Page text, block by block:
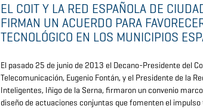
EL COIT Y LA RED ESPAÑOLA DE
FIRMAN UN ACUERDO PARA
TECNOLÓGICO EN LOS MUNICIPIOS
El pasado 25 de junio de 2013 el Decano-Presidente del
Telecomunicación, Eugenio Fontán, y el Presidente de la
Inteligentes, Iñigo de la Serna, firmaron un convenio
diseño de actuaciones conjuntas que fomenten el